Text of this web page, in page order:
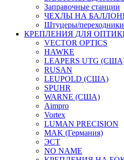
Заправочные станции
ЧЕХЛЫ НА
Штуцеры/переходники
КРЕПЛЕНИЯ ДЛЯ
VECTOR OPTICS
HAWKE
LEAPERS UTG
RUSAN
LEUPOLD (США)
SPUHR
WARNE (США)
Aimpro
Vortex
LUMAN PRECISION
MAK (Германия)
ЭСТ
NO NAME